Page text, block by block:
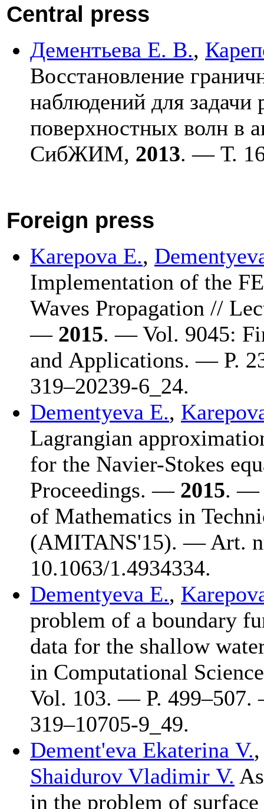
Central press
Дементьева Е. В.,
Восстановление
наблюдений для задачи
поверхностных волн в
СибЖИМ, 2013. — Т.
Foreign press
Karepova E.,
Implementation of the
Waves Propagation //
— 2015. — Vol. 9045:
and Applications. — P. 2
319–20239-6_24.
Dementyeva E.,
Lagrangian
for the Navier-Stokes
Proceedings. — 2015. —
of Mathematics in
(AMITANS'15). — Art.
10.1063/1.4934334.
Dementyeva E.,
problem of a boundary
data for the shallow
in Computational
Vol. 103. — P. 499–507.
319–10705-9_49.
Dement'eva Ekaterina V.
Shaidurov Vladimir V.
in the problem of